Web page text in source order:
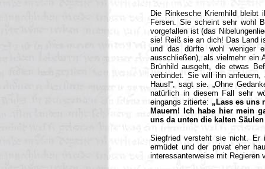
Die Rinkesche Kriemhild bleibt
Fersen. Sie scheint sehr wohl
vorgefallen ist (das
sie! Reiß sie an dich! Das Land
und das dürfte wohl weniger
ausschließen), als vielmehr ein
Brünhild ausgeht, die etwas
verbindet. Sie will ihn
Haus!“, sagt sie. „Ohne
natürlich in diesem Fall sehr
eingangs zitierte: „Lass es uns
Mauern! Ich habe hier mein
uns da unten die kalten
Siegfried versteht sie nicht. Er
ermüdet und der privat eher
interessanterweise mit Regieren